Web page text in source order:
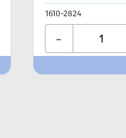
1610-2824
-